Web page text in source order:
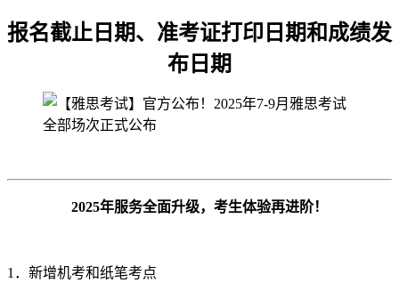
报名截止日期、准考证打印日期和成绩发
布日期
2025年服务全面升级，考生体验再进阶！
1．新增机考和纸笔考点